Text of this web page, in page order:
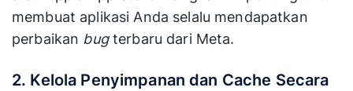
membuat aplikasi Anda selalu mendapatkan
perbaikan bugterbaru dari Meta.
2. Kelola Penyimpanan dan Cache Secara